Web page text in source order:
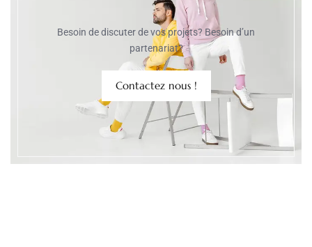
Besoin de discuter de vos projets? Besoin d’un
partenariat?
Contactez nous !